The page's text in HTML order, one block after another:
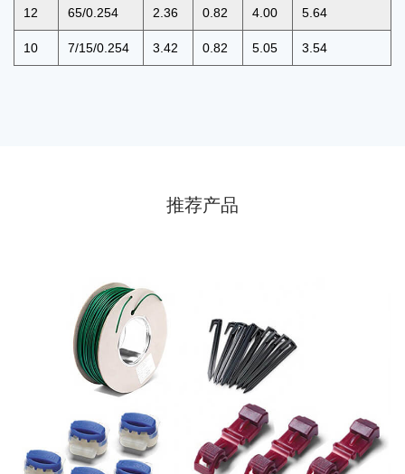
12 65/0.254 2.36 0.82 4.00 5.64
10 7/15/0.254 3.42 0.82 5.05 3.54
推荐产品